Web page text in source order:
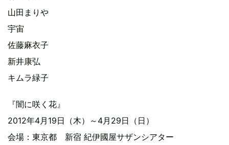
山田まりや
宇宙
佐藤麻衣子
新井康弘
キムラ緑子
『闇に咲く花』
2012年4月19日（木）～4月29日（日）
会場：東京都 新宿 紀伊國屋サザンシアター